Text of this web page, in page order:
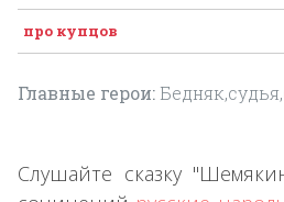
про купцов
Главные герои:
Слушайте сказку